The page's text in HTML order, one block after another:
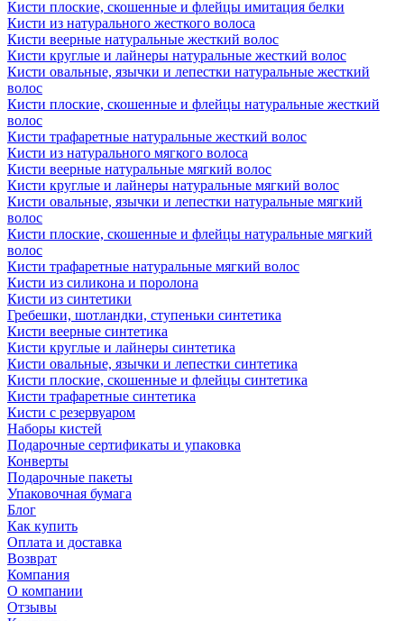
Кисти плоские, скошенные и флейцы имитация белки
Кисти из натурального жесткого волоса
Кисти веерные натуральные жесткий волос
Кисти круглые и лайнеры натуральные жесткий волос
Кисти овальные, язычки и лепестки натуральные жесткий
волос
Кисти плоские, скошенные и флейцы натуральные жесткий
волос
Кисти трафаретные натуральные жесткий волос
Кисти из натурального мягкого волоса
Кисти веерные натуральные мягкий волос
Кисти круглые и лайнеры натуральные мягкий волос
Кисти овальные, язычки и лепестки натуральные мягкий
волос
Кисти плоские, скошенные и флейцы натуральные мягкий
волос
Кисти трафаретные натуральные мягкий волос
Кисти из силикона и поролона
Кисти из синтетики
Гребешки, шотландки, ступеньки синтетика
Кисти веерные синтетика
Кисти круглые и лайнеры синтетика
Кисти овальные, язычки и лепестки синтетика
Кисти плоские, скошенные и флейцы синтетика
Кисти трафаретные синтетика
Кисти с резервуаром
Наборы кистей
Подарочные сертификаты и упаковка
Конверты
Подарочные пакеты
Упаковочная бумага
Блог
Как купить
Оплата и доставка
Возврат
Компания
О компании
Отзывы